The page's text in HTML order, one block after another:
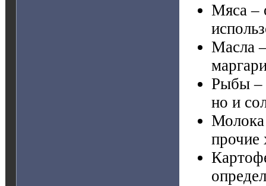
Мяса –
Масла
Рыбы –
но и
Молока
прочие